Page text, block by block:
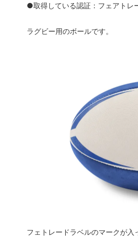
●取得している認証：フェアトレ
ラグビー用のボールです。
フェトレードラベルのマークが入